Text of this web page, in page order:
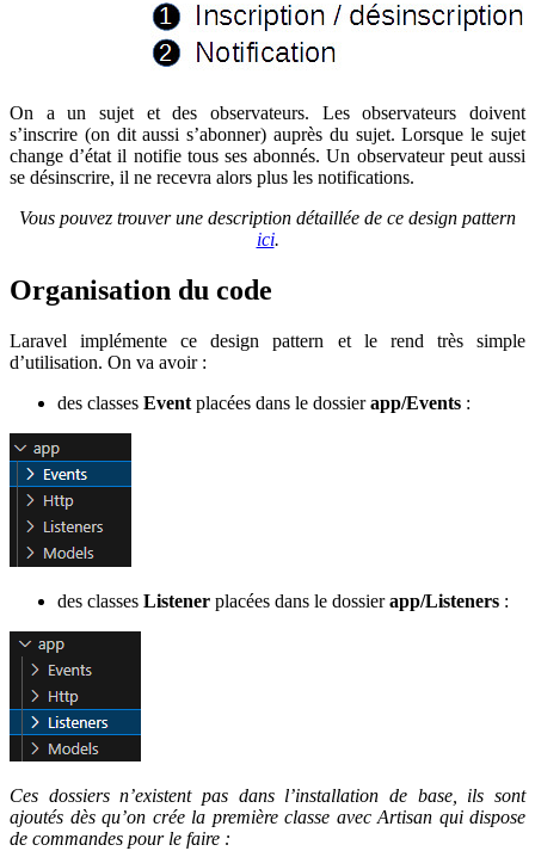
On a un sujet et des observateurs. Les observateurs doivent
s’inscrire (on dit aussi s’abonner) auprès du sujet. Lorsque le sujet
change d’état il notifie tous ses abonnés. Un observateur peut aussi
se désinscrire, il ne recevra alors plus les notifications.
Vous pouvez trouver une description détaillée de ce design pattern
ici.
Organisation du code
Laravel implémente ce design pattern et le rend très simple
d’utilisation. On va avoir :
des classes Event placées dans le dossierapp/Events :
des classes Listener placées dans le dossierapp/Listeners :
Ces dossiers n’existent pas dans l’installation de base, ils sont
ajoutés dès qu’on crée la première classe avec Artisan qui dispose
de commandes pour le faire :